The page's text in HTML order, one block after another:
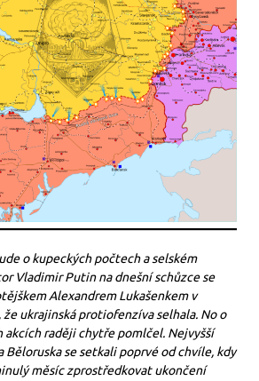
o kupeckých počtech a selském
Vladimir Putin na dnešní schůzce se
Alexandrem Lukašenkem v
ukrajinská protiofenzíva selhala. No o
raději chytře pomlčel. Nejvyšší
Běloruska se setkali poprvé od chvíle, kdy
měsíc zprostředkovat ukončení